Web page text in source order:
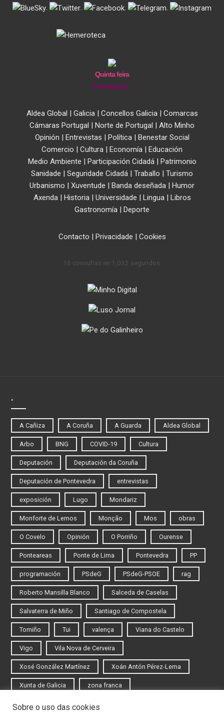
. . . .
Quinta feira
6 de Agosto
Aldea Global | Galicia| Concellos Galicia| Comarcas
Cámaras Portugal | Norte de Portugal | Alto Minho
Opinión | Entrevistas | Política| Benestar Social
Comercio | Cultura | Economía | Educación
Medio Ambiente | Participación Cidadá| Patrimonio
Sanidade | Seguridade Cidadá | Traballo | Turismo
Urbanismo | Xuventude | Banda deseñada | Humor
Axenda| Historia| Universidade | Lingua| Libros
Gastronomía | Deporte
Contacto | Privacidade | Cookies
13 consultas en 1,032 segundos.
.
A Cañiza A Coruña A Guarda Aldea Global
Arbo BNG COVID-19 Cultura
Deputación Deputación da Coruña
Deputación de Pontevedra entrevistas
exposición Lugo Mondariz
Monforte de Lemos Monção Mos obras
O Covelo Opinión O Porriño Ourense
Ponteareas Ponte de Lima Pontevedra PP
programación PSdeG PSdeG-PSOE rag
Roberto Mansilla Blanco Salceda de Caselas
Salvaterra de Miño Santiago de Compostela
Tomiño Tui valença Viana do Castelo
Vigo Vila Nova de Cerveira
Xosé González Martínez Xoán Antón Pérez-Lema
Xunta de Galicia zona franca
Sobre o uso das cookies